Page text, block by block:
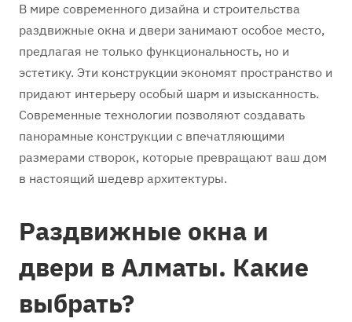
В мире современного дизайна и строительства
раздвижные окна и двери занимают особое место,
предлагая не только функциональность, но и
эстетику. Эти конструкции экономят пространство и
придают интерьеру особый шарм и изысканность.
Современные технологии позволяют создавать
панорамные конструкции с впечатляющими
размерами створок, которые превращают ваш дом
в настоящий шедевр архитектуры.
Раздвижные окна и
двери в Алматы. Какие
выбрать?